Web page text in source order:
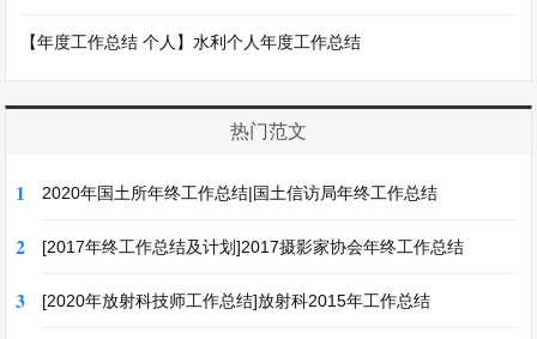
【年度工作总结 个人】水利个人年度工作总结
热门范文
1 2020年国土所年终工作总结|国土信访局年终工作总结
2 [2017年终工作总结及计划]2017摄影家协会年终工作总结
3 [2020年放射科技师工作总结]放射科2015年工作总结